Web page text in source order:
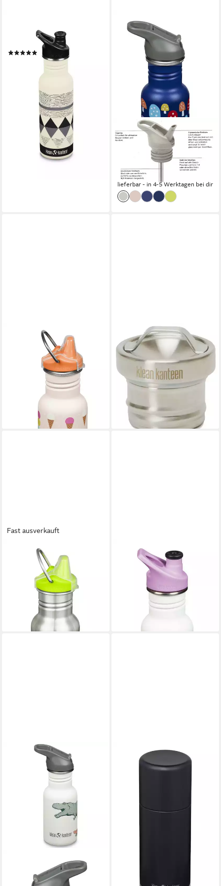
Trinkflasche Classic Narrow,
532ml mit Sport Cap
(1)
lieferbar - in 3-4 Werktagen bei dir
KLEAN KANTEEN
Trinkflasche Edelstahl
Kindertrinkflasche, Flip Sport,
24,95 €
lieferbar - in 4-5 Werktagen bei dir
KLEAN KANTEEN
Trinkflasche Klean Kanteen
Edelstahl-Kindertrinkflasche,
Sippy, Edelstahltrinkflasche
lieferbar - in 4-5 Werktagen bei dir
KLEAN KANTEEN
Trinkflasche Kanteen® "All
Stainless" Edelstahl Deckel
19,00 €
lieferbar - in 3-4 Werktagen bei dir
Fast ausverkauft
KLEAN KANTEEN
Trinkflasche Klean Kanteen
Kids - Trinkflasche 355ml mit
Sippy Cap
lieferbar - in 2-3 Werktagen bei dir
KLEAN KANTEEN
Trinkflasche Klean Kanteen
Kinder Trinkflasche 355ml mit
lieferbar - in 3-4 Werktagen bei dir
Trinkflasche Klean Kanteen
Kids - Trinkflasche 355ml Flip
KLEAN KANTEEN
Trinkflasche Klean Kanteen
lieferbar - in 3-4 Werktagen bei dir